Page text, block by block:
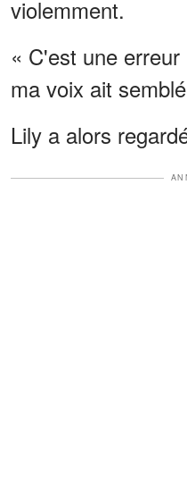
violemment.
« C'est une
ma voix ait
Lily a alors